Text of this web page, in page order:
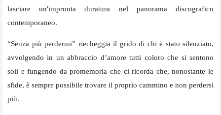
lasciare un'impronta duratura nel panorama discografico
contemporaneo.
“Senza più perdermi” riecheggia il grido di chi è stato silenziato,
avvolgendo in un abbraccio d’amore tutti coloro che si sentono
soli e fungendo da promemoria che ci ricorda che, nonostante le
sfide, è sempre possibile trovare il proprio cammino e non perdersi
più.